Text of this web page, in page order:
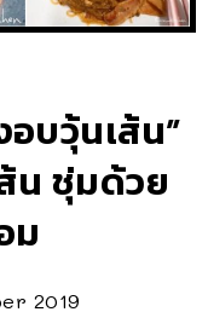
บวุ้นเส้น”
น ชุ่มด้วย
ม
2019